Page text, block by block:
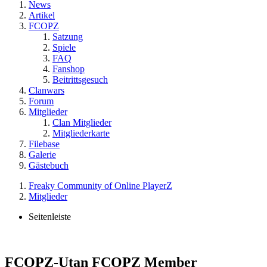
News
Artikel
FCOPZ
Satzung
Spiele
FAQ
Fanshop
Beitrittsgesuch
Clanwars
Forum
Mitglieder
Clan Mitglieder
Mitgliederkarte
Filebase
Galerie
Gästebuch
Freaky Community of Online PlayerZ
Mitglieder
Seitenleiste
FCOPZ-Utan FCOPZ Member